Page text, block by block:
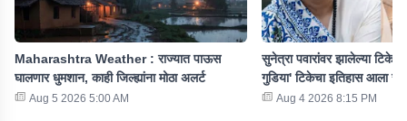
Maharashtra Weather : राज्यात पाऊस
घालणार धुमशान, काही जिल्ह्यांना मोठा अलर्ट
Aug 5 2026 5:00 AM
सुनेत्रा पवारांवर झालेल्या टिकेनं
गुडिया' टिकेचा इतिहास आला
Aug 4 2026 8:15 PM